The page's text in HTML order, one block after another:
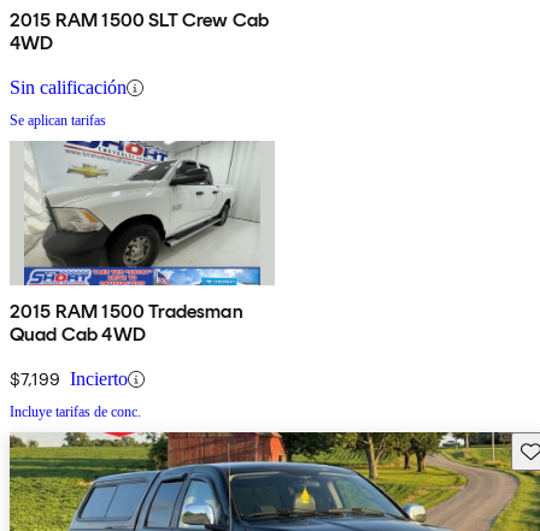
2015 RAM 1500 SLT Crew Cab
4WD
Sin calificación
Se aplican tarifas
2015 RAM 1500 Tradesman
Quad Cab 4WD
$7,199 Incierto
Incluye tarifas de conc.